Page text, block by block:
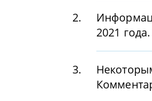
2.
2021
3.